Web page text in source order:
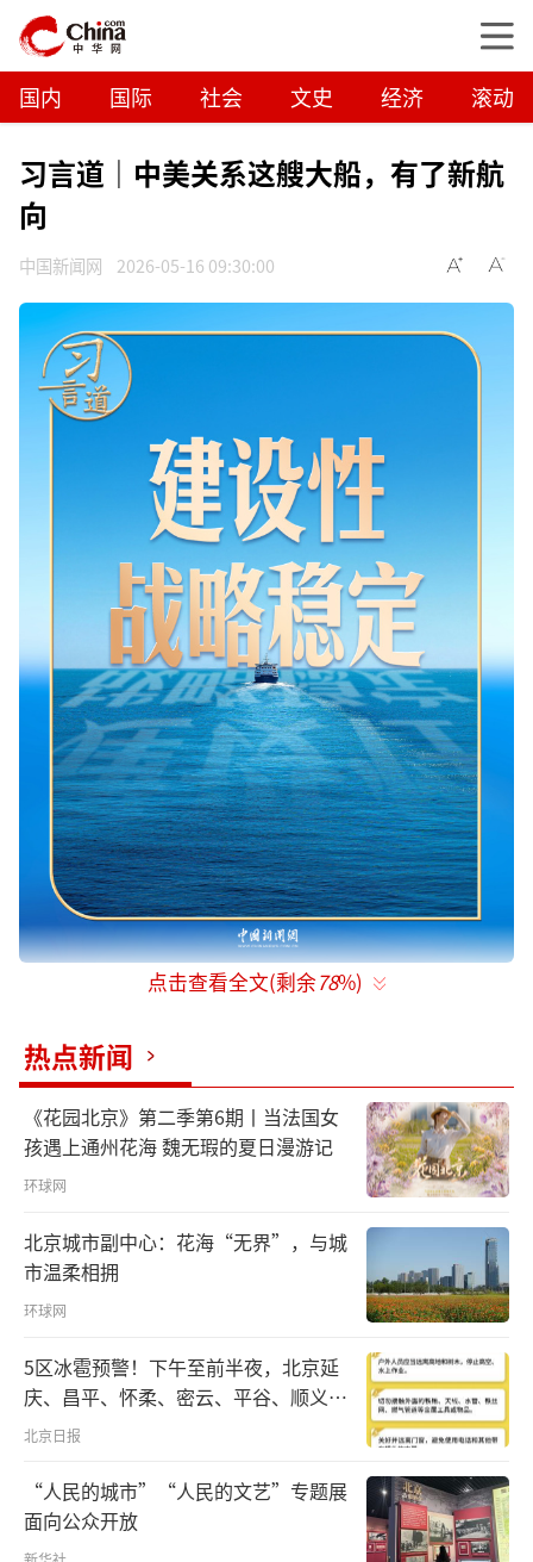
国内 国际 社会 文史 经济 滚动
习言道｜中美关系这艘大船，有了新航
向
中国新闻网 2026-05-16 09:30:00
中新网5月14日电题：
中美关系这艘大船，有了新航向
5月14日，国家主席习近平在北京人民大会
堂同来华进行国事访问的美国总统特朗普举行
会谈。
会谈中，习近平主席以“大船”为喻提
到：“我愿同特朗普总统共同为中美关系这艘
大船领好航、掌好舵，让2026年成为中美关系
继往开来的历史性、标志性年份。”
习近平主席不止一次以“大船”来比喻中
美关系。今年2月同特朗普通电话时，习近平主
席指出：“新的一年，我愿同你继续引领中美
关系这艘大船穿越风浪、平稳前行，多办一些
点击查看全文(剩余78%)
热点新闻
《花园北京》第二季第6期丨当法国女
孩遇上通州花海 魏无瑕的夏日漫游记
环球网
北京城市副中心：花海“无界”，与城
市温柔相拥
环球网
5区冰雹预警！下午至前半夜，北京延
庆、昌平、怀柔、密云、平谷、顺义、
门头沟、房山等区有较明显降雨，伴七
北京日报
“人民的城市”“人民的文艺”专题展
面向公众开放